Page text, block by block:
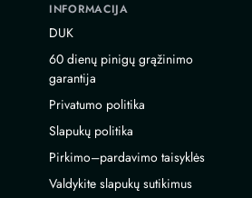
INFORMACIJA
DUK
60 dienų pinigų grąžinimo
garantija
Privatumo politika
Slapukų politika
Pirkimo–pardavimo taisyklės
Valdykite slapukų sutikimus